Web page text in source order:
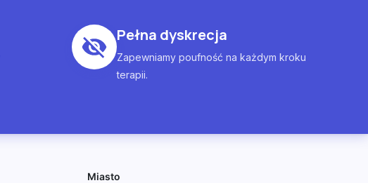
Pełna dyskrecja
Zapewniamy poufność na każdym kroku
terapii.
Miasto